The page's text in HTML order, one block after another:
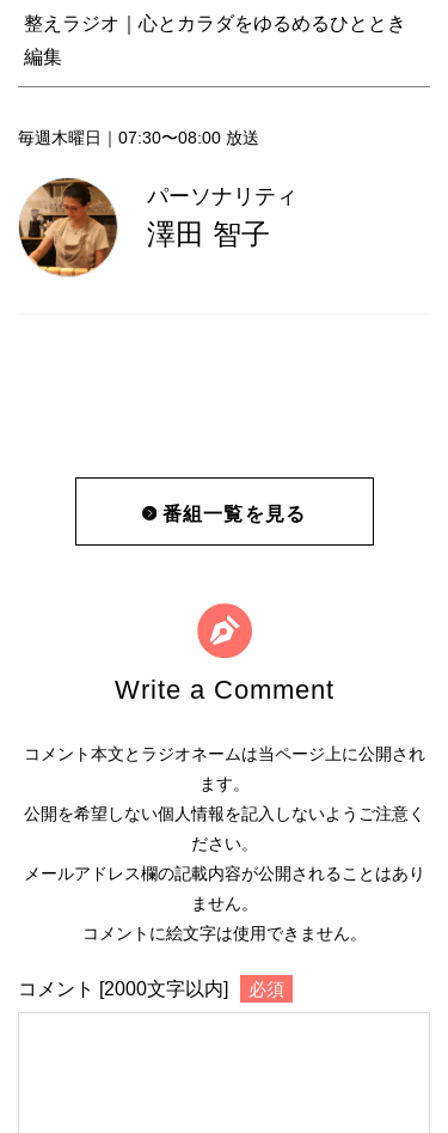
整えラジオ｜心とカラダをゆるめるひととき
編集
毎週木曜日｜07:30〜08:00 放送
パーソナリティ
澤田 智子
番組一覧を見る
Write a Comment
コメント本文とラジオネームは当ページ上に公開され
ます。
公開を希望しない個人情報を記入しないようご注意く
ださい。
メールアドレス欄の記載内容が公開されることはあり
ません。
コメントに絵文字は使用できません。
コメント [2000文字以内] 必須